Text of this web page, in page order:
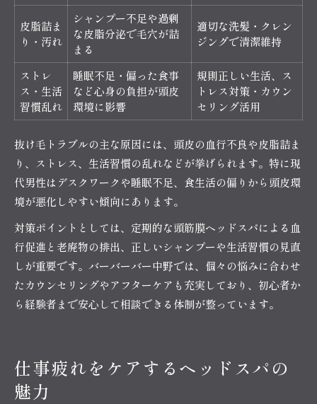
皮脂詰ま
り・汚れ
シャンプー不足や過剰
な皮脂分泌で毛穴が詰
まる
適切な洗髪・クレン
ジングで清潔維持
ストレ
ス・生活
習慣乱れ
睡眠不足・偏った食事
など心身の負担が頭皮
環境に影響
規則正しい生活、ス
トレス対策・カウン
セリング活用
抜け毛トラブルの主な原因には、頭皮の血行不良や皮脂詰ま
り、ストレス、生活習慣の乱れなどが挙げられます。特に現
代男性はデスクワークや睡眠不足、食生活の偏りから頭皮環
境が悪化しやすい傾向にあります。
対策ポイントとしては、定期的な頭筋膜ヘッドスパによる血
行促進と老廃物の排出、正しいシャンプーや生活習慣の見直
しが重要です。バーバーバー中野では、個々の悩みに合わせ
たカウンセリングやアフターケアも充実しており、初心者か
ら経験者まで安心して相談できる体制が整っています。
仕事疲れをケアするヘッドスパの
魅力